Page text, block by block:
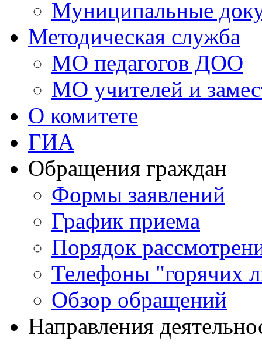
Муниципальные
Методическая служба
МО педагогов ДОО
МО учителей и
О комитете
ГИА
Обращения граждан
Формы заявлений
График приема
Порядок
Телефоны "горячих
Обзор обращений
Направления